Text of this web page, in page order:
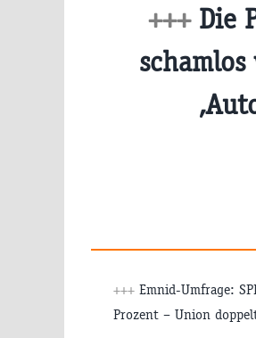
+++ Die
+++ Emnid-Umfrage:
Prozent – Union